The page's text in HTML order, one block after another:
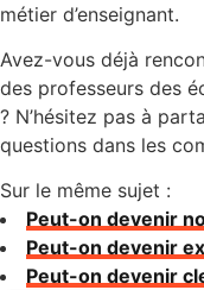
métier d’enseignant.
Avez-vous déjà
des professeurs des
? N’hésitez pas à
questions dans les
Sur le même sujet :
Peut-on devenir
Peut-on devenir
Peut-on devenir